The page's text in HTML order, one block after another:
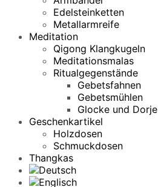
Edelsteinketten
Metallarmreife
Meditation
Qigong Klangkugeln
Meditationsmalas
Ritualgegenstände
Gebetsfahnen
Gebetsmühlen
Glocke und Dorje
Geschenkartikel
Holzdosen
Schmuckdosen
Thangkas